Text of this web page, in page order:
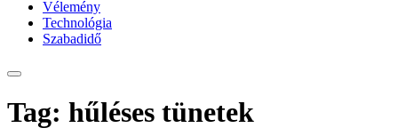
Vélemény
Technológia
Szabadidő
Tag: hűléses tünetek